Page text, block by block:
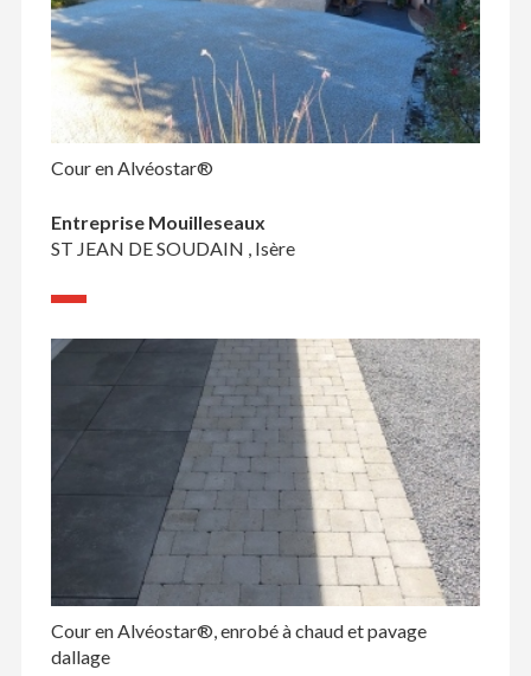
Cour en Alvéostar®
Entreprise Mouilleseaux
ST JEAN DE SOUDAIN , Isère
Cour en Alvéostar®, enrobé à chaud et pavage
dallage